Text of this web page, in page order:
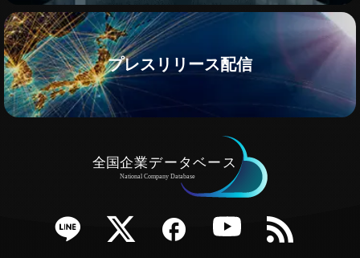
プレスリリース配信
Twitter Facebook YouTube RSS